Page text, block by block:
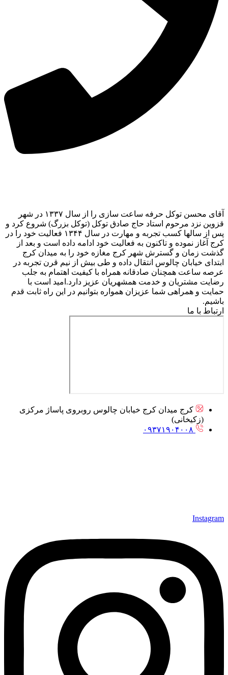
آقای محسن توکل حرفه ساعت سازی را از سال ۱۳۳۷ در شهر
قزوین نزد مرحوم استاد حاج صادق توکل (توکل بزرگ) شروع کرد و
پس از سالها کسب تجربه و مهارت در سال ۱۳۴۴ فعالیت خود را در
کرج آغاز نموده و تاکنون به فعالیت خود ادامه داده است و بعد از
گذشت زمان و گسترش شهر کرج مغازه خود را به میدان کرج
ابتدای خیابان چالوس انتقال داده و طی بیش از نیم قرن تجربه در
عرصه ساعت همچنان صادقانه همراه با کیفیت اهتمام به جلب
رضایت مشتریان و خدمت همشهریان عزیز دارد.امید است با
حمایت و همراهی شما عزیزان همواره بتوانیم در این راه ثابت قدم
باشیم.
ارتباط با ما
کرج میدان کرج خیابان چالوس روبروی پاساژ مرکزی
(زکیخانی)
۰۹۳۷۱۹۰۴۰۰۸
Instagram